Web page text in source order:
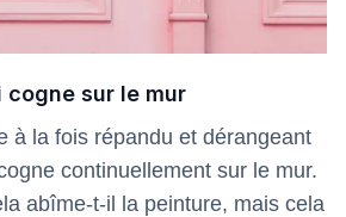
cogne sur le mur
à la fois répandu et dérangeant
continuellement sur le mur.
abîme-t-il la peinture, mais cela